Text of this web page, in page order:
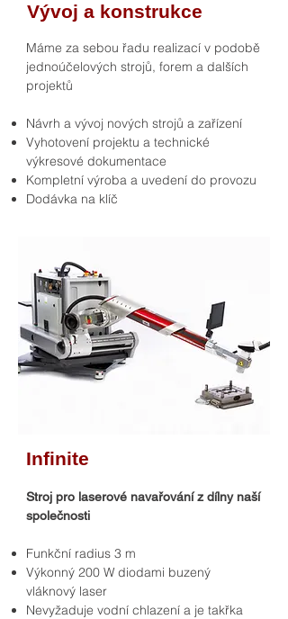
Vývoj a konstrukce
Máme za sebou řadu realizací v podobě
jednoúčelových strojů, forem a dalších
projektů
Návrh a vývoj nových strojů a zařízení
Vyhotovení projektu a technické
výkresové dokumentace
Kompletní výroba a uvedení do provozu
Dodávka na klíč
Infinite
Stroj pro laserové navařování z dílny naší
společnosti
Funkční radius 3 m
Výkonný 200 W diodami buzený
vláknový laser
Nevyžaduje vodní chlazení a je takřka